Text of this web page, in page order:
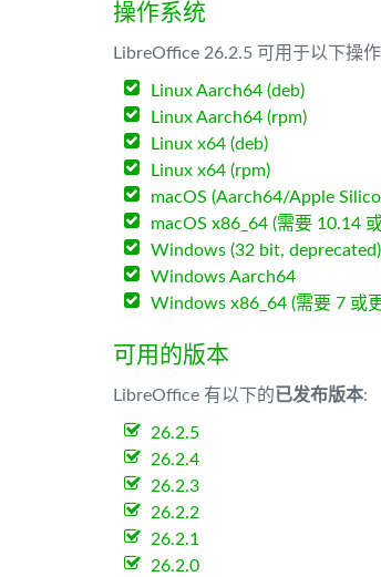
操作系统
LibreOffice 26.2.5 可用于以下操
Linux Aarch64 (deb)
Linux Aarch64 (rpm)
Linux x64 (deb)
Linux x64 (rpm)
macOS (Aarch64/Apple
macOS x86_64 (需要 10.14
Windows (32 bit, deprecated)
Windows Aarch64
Windows x86_64 (需要 7 或
可用的版本
LibreOffice 有以下的已发布版本:
26.2.5
26.2.4
26.2.3
26.2.2
26.2.1
26.2.0